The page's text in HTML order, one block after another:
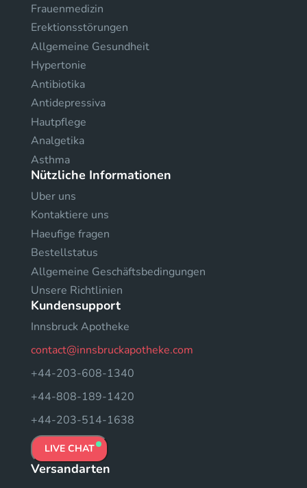
Frauenmedizin
Erektionsstörungen
Allgemeine Gesundheit
Hypertonie
Antibiotika
Antidepressiva
Hautpflege
Analgetika
Asthma
Nützliche Informationen
Uber uns
Kontaktiere uns
Haeufige fragen
Bestellstatus
Allgemeine Geschäftsbedingungen
Unsere Richtlinien
Kundensupport
Innsbruck Apotheke
contact@innsbruckapotheke.com
+44-203-608-1340
+44-808-189-1420
+44-203-514-1638
LIVE CHAT
Versandarten